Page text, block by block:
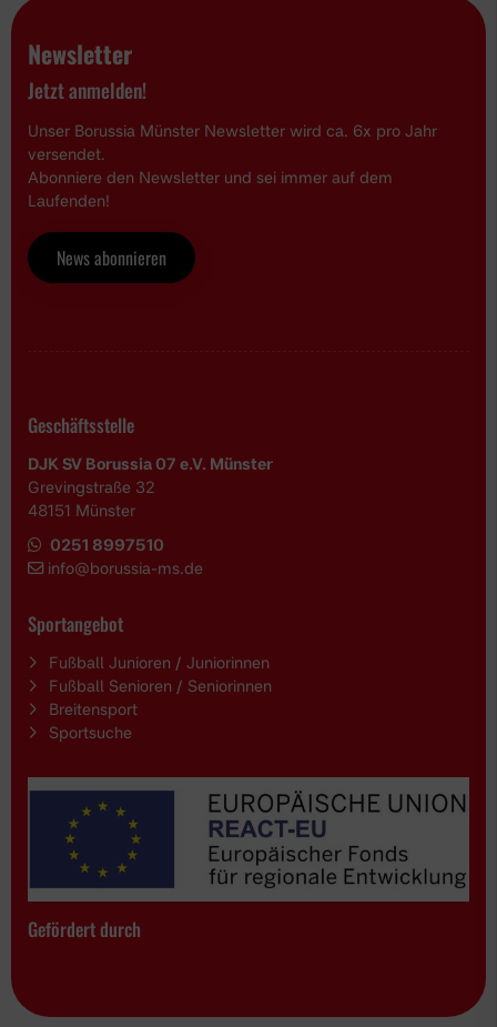
Newsletter
Jetzt anmelden!
Unser Borussia Münster Newsletter wird ca. 6x pro Jahr
versendet.
Abonniere den Newsletter und sei immer auf dem
Laufenden!
News abonnieren
Geschäftsstelle
DJK SV Borussia 07 e.V. Münster
Grevingstraße 32
48151 Münster
0251 8997510
info@borussia-ms.de
Sportangebot
Fußball Junioren / Juniorinnen
Fußball Senioren / Seniorinnen
Breitensport
Sportsuche
Gefördert durch